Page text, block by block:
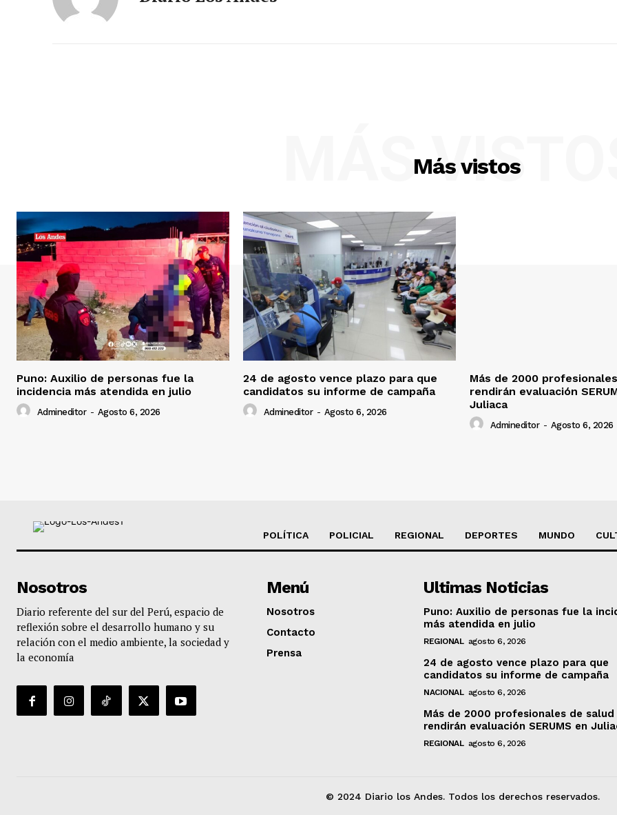
Más vistos
MÁS
Puno: Auxilio de personas fue la
incidencia más atendida en julio
Admineditor - Agosto 6, 2026
24 de agosto vence plazo para que
candidatos su informe de campaña
Admineditor - Agosto 6, 2026
Más de 2000
rendirán evaluación
Juliaca
Admineditor - Agosto 6, 2026
POLÍTICA POLICIAL REGIONAL DEPORTES MUNDO
Nosotros
Diario referente del sur del Perú, espacio de
reflexión sobre el desarrollo humano y su
relación con el medio ambiente, la sociedad y
la economía
Menú
Nosotros
Contacto
Prensa
Ultimas Noticias
Puno: Auxilio de personas fue la
más atendida en julio
REGIONAL agosto 6, 2026
24 de agosto vence plazo para que
candidatos su informe de campaña
NACIONAL agosto 6, 2026
Más de 2000 profesionales de salud
rendirán evaluación SERUMS en
REGIONAL agosto 6, 2026
© 2024 Diario los Andes. Todos los derechos reservados.